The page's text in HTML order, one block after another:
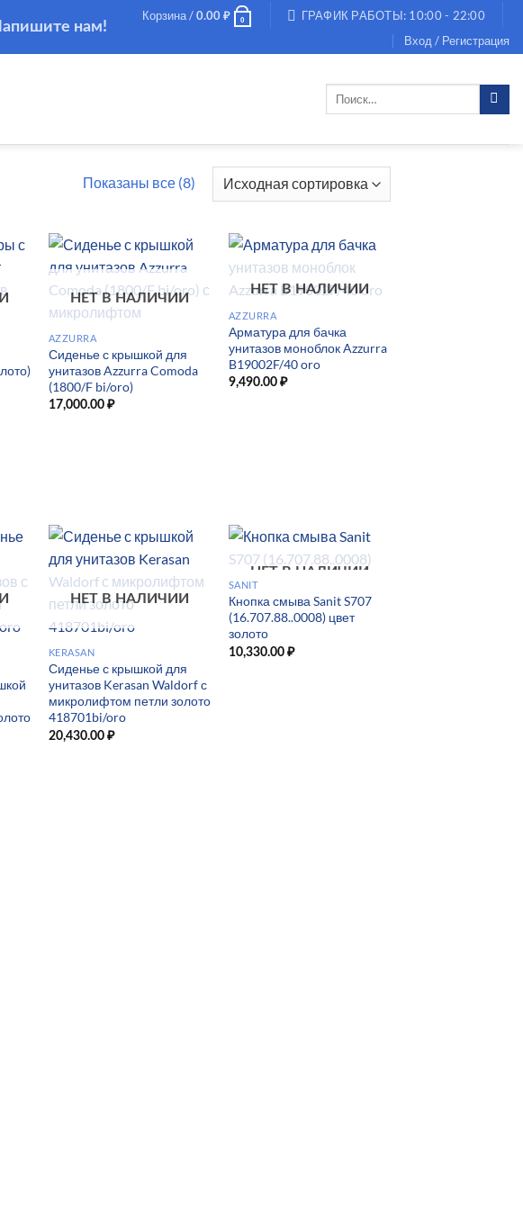
нам!
Корзина / 0.00 ₽ 0
ГРАФИК РАБОТЫ: 10:00 - 22:00
Вход / Регистрация
Показаны все (8)
НЕТ В НАЛИЧИИ
AZZURRA
Сиденье с крышкой для
унитазов Azzurra Comoda
(1800/F bi/oro)
17,000.00 ₽
НЕТ В НАЛИЧИИ
AZZURRA
Арматура для бачка
унитазов моноблок Azzurra
B19002F/40 oro
9,490.00 ₽
НЕТ В НАЛИЧИИ
KERASAN
Сиденье с крышкой для
унитазов Kerasan Waldorf с
микролифтом петли золото
418701bi/oro
20,430.00 ₽
НЕТ В НАЛИЧИИ
SANIT
Кнопка смыва Sanit S707
(16.707.88..0008) цвет
золото
10,330.00 ₽